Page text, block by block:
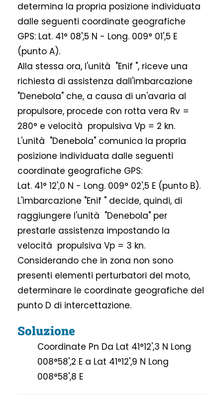
determina la propria posizione individuata
dalle seguenti coordinate geografiche
GPS: Lat. 41° 08',5 N - Long. 009° 01',5 E
(punto A).
Alla stessa ora, l'unità "Enif ", riceve una
richiesta di assistenza dall'imbarcazione
"Denebola" che, a causa di un'avaria al
propulsore, procede con rotta vera Rv =
280° e velocità propulsiva Vp = 2 kn.
L'unità "Denebola" comunica la propria
posizione individuata dalle seguenti
coordinate geografiche GPS:
Lat. 41° 12',0 N - Long. 009° 02',5 E (punto B).
L'imbarcazione "Enif " decide, quindi, di
raggiungere l'unità "Denebola" per
prestarle assistenza impostando la
velocità propulsiva Vp = 3 kn.
Considerando che in zona non sono
presenti elementi perturbatori del moto,
determinare le coordinate geografiche del
punto D di intercettazione.
Soluzione
Coordinate Pn Da Lat 41°12',3 N Long
008°58',2 E a Lat 41°12',9 N Long
008°58',8 E